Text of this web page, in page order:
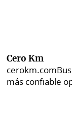
Cero Km
cerokm.com
más confiable